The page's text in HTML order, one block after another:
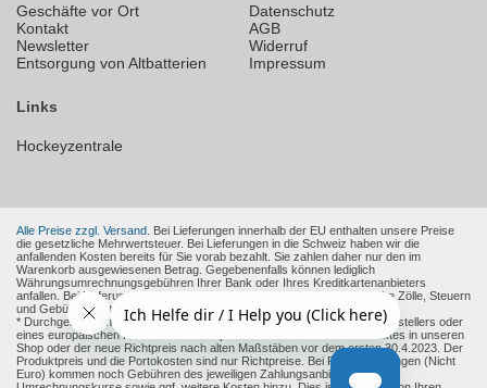
Geschäfte vor Ort
Kontakt
Newsletter
Entsorgung von Altbatterien
Datenschutz
AGB
Widerruf
Impressum
Links
Hockeyzentrale
Alle Preise zzgl. Versand. Bei Lieferungen innerhalb der EU enthalten unsere Preise
die gesetzliche Mehrwertsteuer. Bei Lieferungen in die Schweiz haben wir die
anfallenden Kosten bereits für Sie vorab bezahlt. Sie zahlen daher nur den im
Warenkorb ausgewiesenen Betrag. Gegebenenfalls können lediglich
Währungsumrechnungsgebühren Ihrer Bank oder Ihres Kreditkartenanbieters
anfallen. Bei Lieferungen in andere Nicht-EU-Länder können zusätzliche Zölle, Steuern
und Gebühren entstehen.
* Durchgestrichene Preise sind die empfohlenen Verkaufspreise des Herstellers oder
eines europäischen Händlers zum Zeitpunkt der Aufnahme des Produktes in unseren
Shop oder der neue Richtpreis nach alten Maßstäben vor dem ersten 30.4.2023. Der
Produktpreis und die Portokosten sind nur Richtpreise. Bei Fremdwährungen (Nicht
Euro) kommen noch Gebühren des jeweiligen Zahlungsanbieter und